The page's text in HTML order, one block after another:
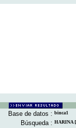
Base de datos : binca1
Búsqueda : HARINA